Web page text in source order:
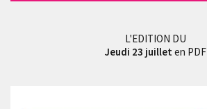
L'EDITION DU
Jeudi 23 juillet en PDF